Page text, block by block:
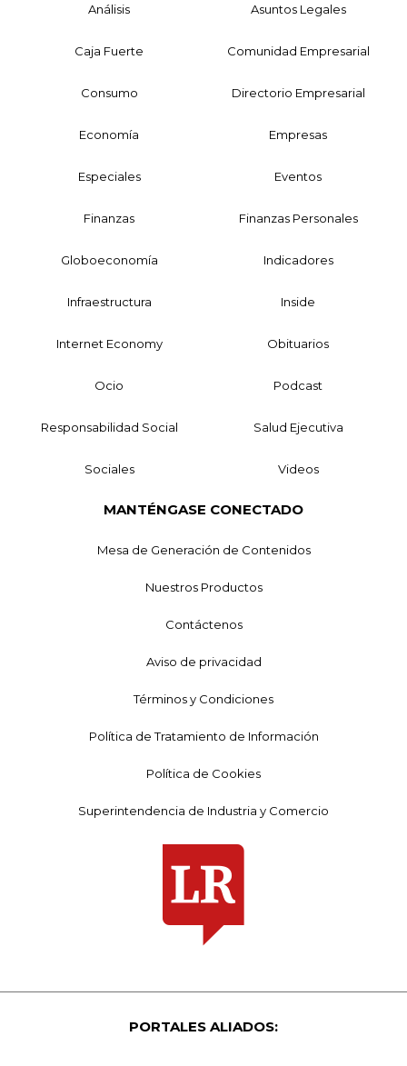
Análisis Asuntos Legales
Caja Fuerte Comunidad Empresarial
Consumo Directorio Empresarial
Economía Empresas
Especiales Eventos
Finanzas Finanzas Personales
Globoeconomía Indicadores
Infraestructura Inside
Internet Economy Obituarios
Ocio Podcast
Responsabilidad Social Salud Ejecutiva
Sociales Videos
MANTÉNGASE CONECTADO
Mesa de Generación de Contenidos
Nuestros Productos
Contáctenos
Aviso de privacidad
Términos y Condiciones
Política de Tratamiento de Información
Política de Cookies
Superintendencia de Industria y Comercio
PORTALES ALIADOS: